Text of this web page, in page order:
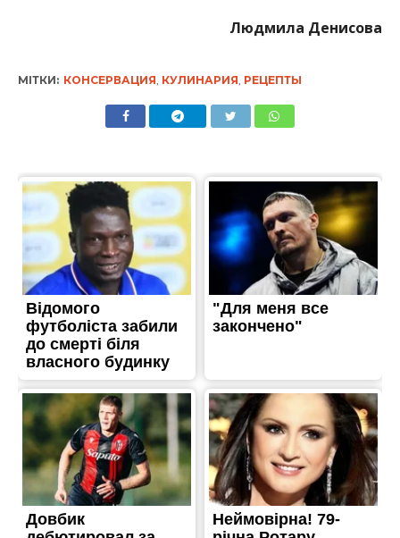
Людмила Денисова
МІТКИ: КОНСЕРВАЦИЯ, КУЛИНАРИЯ, РЕЦЕПТЫ